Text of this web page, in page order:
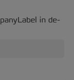
in de-